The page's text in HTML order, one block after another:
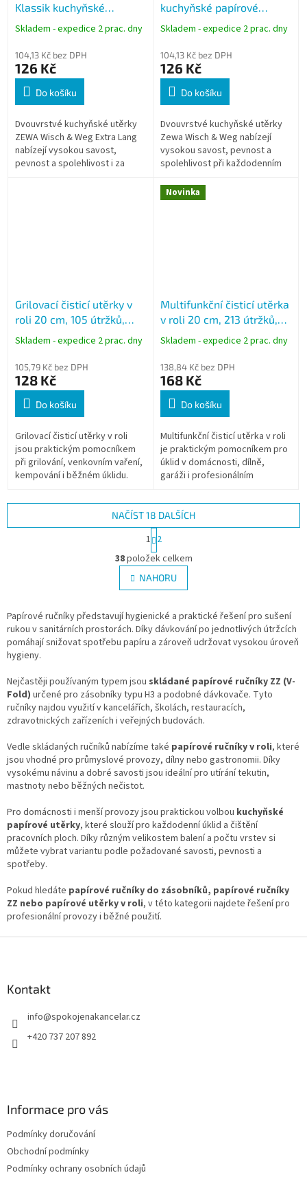
Klassik kuchyňské
papírové utěrky 10 m, 2-
vrstvé, 4 role
Skladem - expedice 2 prac. dny
104,13 Kč bez DPH
126 Kč
Do košíku
Dvouvrstvé kuchyňské utěrky
ZEWA Wisch & Weg Extra Lang
nabízejí vysokou savost,
pevnost a spolehlivost i za
kuchyňské papírové
utěrky 18 m, 2-vrstvé, 2
Skladem - expedice 2 prac. dny
104,13 Kč bez DPH
126 Kč
Do košíku
Dvouvrstvé kuchyňské utěrky
Zewa Wisch & Weg nabízejí
vysokou savost, pevnost a
spolehlivost při každodenním
celulóze a odolnosti i za
mokra...
Grilovací čisticí utěrky v
roli 20 cm, 105 útržků,
návin 33 m, vnitřní
odvíjení, extra savé
Skladem - expedice 2 prac. dny
105,79 Kč bez DPH
128 Kč
Do košíku
Grilovací čisticí utěrky v roli
jsou praktickým pomocníkem
při grilování, venkovním vaření,
kempování i běžném úklidu.
tuků, olejů a nečistot,...
Novinka
Multifunkční čisticí utěrka
v roli 20 cm, 213 útržků,
návin 66 m, bez dutinky
Skladem - expedice 2 prac. dny
138,84 Kč bez DPH
168 Kč
Do košíku
Multifunkční čisticí utěrka v roli
je praktickým pomocníkem pro
úklid v domácnosti, dílně,
garáži i profesionálním
savostí tekutin, olejů a...
O
v
l
á
a
c
í
v
k
y
v
p
i
s
NAČÍST 18 DALŠÍCH
S
t
r
á
n
k
v
á
n
í
1 2
38položek celkem
NAHORU
Papírové ručníky představují hygienické a praktické řešení pro sušení
rukou v sanitárních prostorách. Díky dávkování po jednotlivých útržcích
pomáhají snižovat spotřebu papíru a zároveň udržovat vysokou úroveň
hygieny.
Nejčastěji používaným typem jsou skládané papírové ručníky ZZ (V-
Fold) určené pro zásobníky typu H3 a podobné dávkovače. Tyto
ručníky najdou využití v kancelářích, školách, restauracích,
zdravotnických zařízeních i veřejných budovách.
Vedle skládaných ručníků nabízíme také papírové ručníky v roli, které
jsou vhodné pro průmyslové provozy, dílny nebo gastronomii. Díky
vysokému návinu a dobré savosti jsou ideální pro utírání tekutin,
mastnoty nebo běžných nečistot.
Pro domácnosti i menší provozy jsou praktickou volbou kuchyňské
papírové utěrky, které slouží pro každodenní úklid a čištění
pracovních ploch. Díky různým velikostem balení a počtu vrstev si
můžete vybrat variantu podle požadované savosti, pevnosti a
spotřeby.
Pokud hledáte papírové ručníky do zásobníků, papírové ručníky
ZZ nebo papírové utěrky v roli, v této kategorii najdete řešení pro
profesionální provozy i běžné použití.
Kontakt
info@spokojenakancelar.cz
+420 737 207 892
Informace pro vás
Podmínky doručování
Obchodní podmínky
Podmínky ochrany osobních údajů